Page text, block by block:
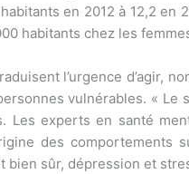
en 2012 à 12,2 en
habitants chez les
l’urgence d’agir,
vulnérables. «
Les experts en santé
des comportements
bien sûr, dépression et